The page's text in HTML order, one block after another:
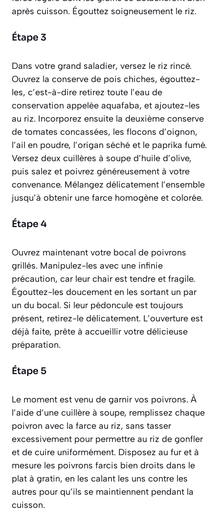
après cuisson. Égouttez soigneusement le riz.
Étape 3
Dans votre grand saladier, versez le riz rincé.
Ouvrez la conserve de pois chiches, égouttez-
les, c’est-à-dire retirez toute l’eau de
conservation appelée aquafaba, et ajoutez-les
au riz. Incorporez ensuite la deuxième conserve
de tomates concassées, les flocons d’oignon,
l’ail en poudre, l’origan séché et le paprika fumé.
Versez deux cuillères à soupe d’huile d’olive,
puis salez et poivrez généreusement à votre
convenance. Mélangez délicatement l’ensemble
jusqu’à obtenir une farce homogène et colorée.
Étape 4
Ouvrez maintenant votre bocal de poivrons
grillés. Manipulez-les avec une infinie
précaution, car leur chair est tendre et fragile.
Égouttez-les doucement en les sortant un par
un du bocal. Si leur pédoncule est toujours
présent, retirez-le délicatement. L’ouverture est
déjà faite, prête à accueillir votre délicieuse
préparation.
Étape 5
Le moment est venu de garnir vos poivrons. À
l’aide d’une cuillère à soupe, remplissez chaque
poivron avec la farce au riz, sans tasser
excessivement pour permettre au riz de gonfler
et de cuire uniformément. Disposez au fur et à
mesure les poivrons farcis bien droits dans le
plat à gratin, en les calant les uns contre les
autres pour qu’ils se maintiennent pendant la
cuisson.